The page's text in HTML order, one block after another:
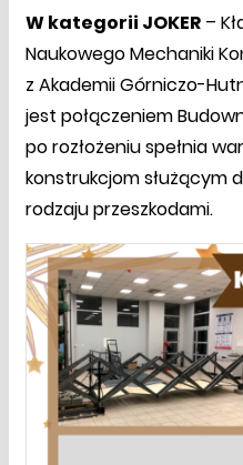
W kategorii JOKER–
Naukowego Mechaniki
z Akademii Górniczo-
jest połączeniem
po rozłożeniu spełnia
konstrukcjom służącym
rodzaju przeszkodami.